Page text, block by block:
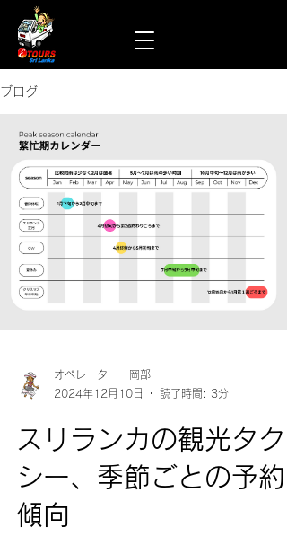
ブログ
オペレーター 岡部
2024年12月10日
読了時間: 3分
スリランカの観光タク
シー、季節ごとの予約
傾向